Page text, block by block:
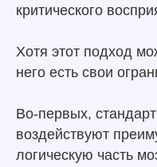
критического
Хотя этот подход
него есть свои
Во-первых,
воздействуют
логическую часть